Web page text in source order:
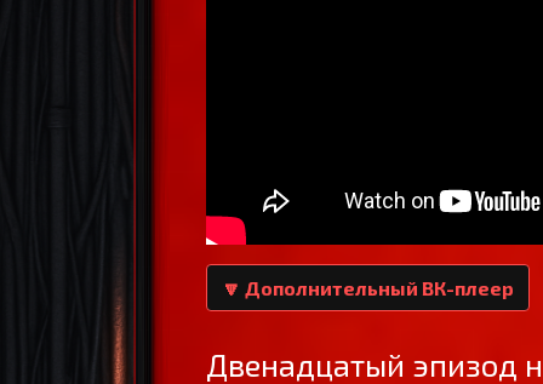
🔽 Дополнительный ВК-плеер
Двенадцатый эпизод